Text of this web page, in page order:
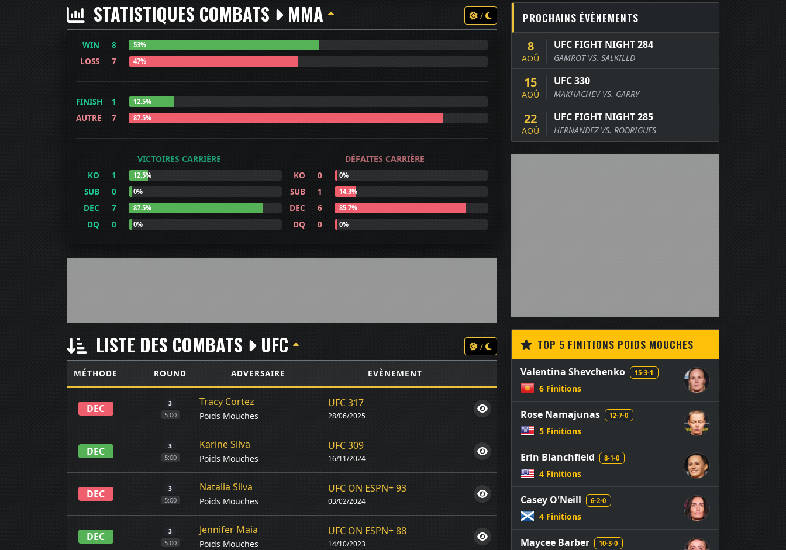
STATISTIQUES COMBATS MMA /
WIN 8 53%
LOSS 7 47%
FINISH 1 12.5%
AUTRE 7 87.5%
VICTOIRES CARRIÈRE
KO
1 12.5%
SUB 0 0%
DEC 7 87.5%
DQ 0 0%
DÉFAITES CARRIÈRE
KO
0 0%
SUB 1 14.3%
DEC 6 85.7%
DQ 0 0%
LISTE DES COMBATS UFC /
MÉTHODE ROUND ADVERSAIRE EVÈNEMENT
DEC 3
5:00
Tracy Cortez
Poids Mouches
UFC 317
28/06/2025
DEC 3
5:00
Karine Silva
Poids Mouches
UFC 309
16/11/2024
DEC 3
5:00
Natalia Silva
Poids Mouches
UFC ON ESPN+ 93
03/02/2024
DEC 3
5:00
Jennifer Maia
Poids Mouches
UFC ON ESPN+ 88
14/10/2023
PROCHAINS ÉVÈNEMENTS
8
AOÛ
UFC FIGHT NIGHT 284
GAMROT VS. SALKILLD
15
AOÛ
UFC 330
MAKHACHEV VS. GARRY
22
AOÛ
UFC FIGHT NIGHT 285
HERNANDEZ VS. RODRIGUES
TOP 5 FINITIONS POIDS MOUCHES
Valentina Shevchenko 15-3-1
6 Finitions
Rose Namajunas 12-7-0
5 Finitions
Erin Blanchfield 8-1-0
4 Finitions
Casey O'Neill 6-2-0
4 Finitions
Maycee Barber 10-3-0